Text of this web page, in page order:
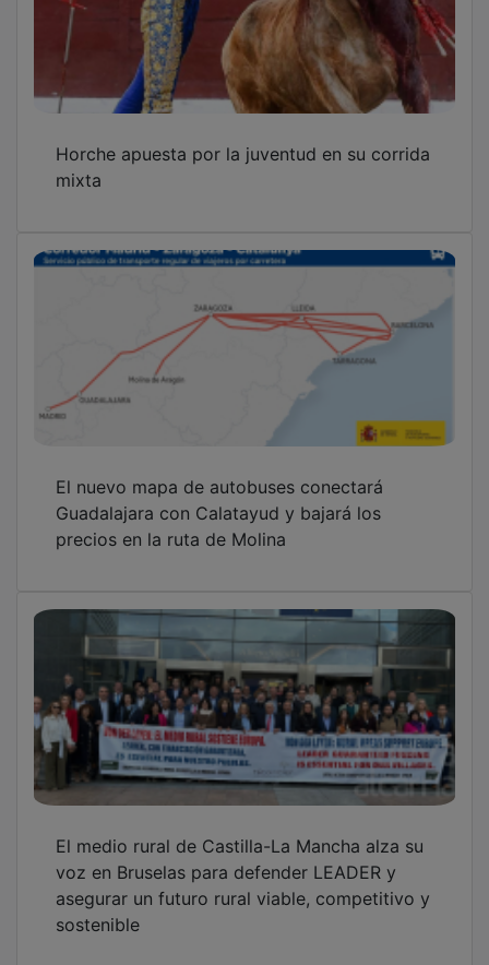
mixta
Guadalajara con Calatayud y bajará los
precios en la ruta de Molina
voz en Bruselas para defender LEADER y
asegurar un futuro rural viable, competitivo y
sostenible